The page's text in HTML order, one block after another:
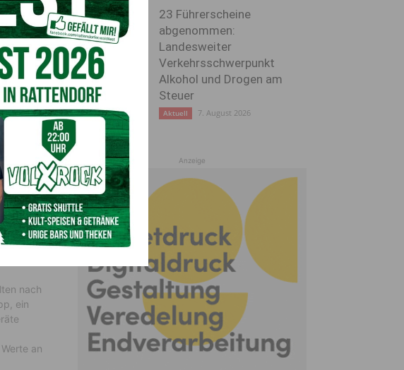
in dieser
und
nach
ein
an
23 Führerscheine
abgenommen:
Landesweiter
Verkehrsschwerpunkt
Alkohol und Drogen am
Steuer
Aktuell 7. August 2026
Anzeige